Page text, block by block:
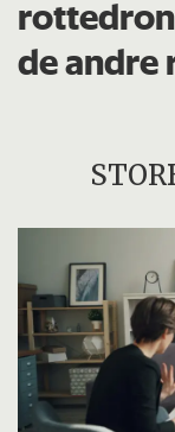
de andre